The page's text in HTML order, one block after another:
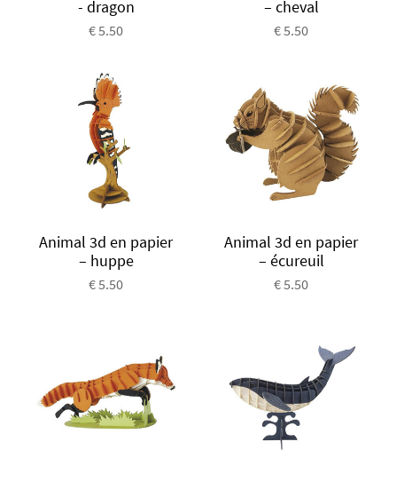
- dragon
€ 5.50
– cheval
€ 5.50
Animal 3d en papier
– huppe
€ 5.50
Animal 3d en papier
– écureuil
€ 5.50